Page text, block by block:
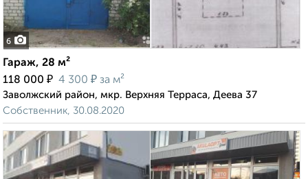
6
Гараж, 28 м²
118 000 ₽ 4 300 ₽ за м²
Заволжский район, мкр. Верхняя Терраса, Деева 37
Собственник, 30.08.2020